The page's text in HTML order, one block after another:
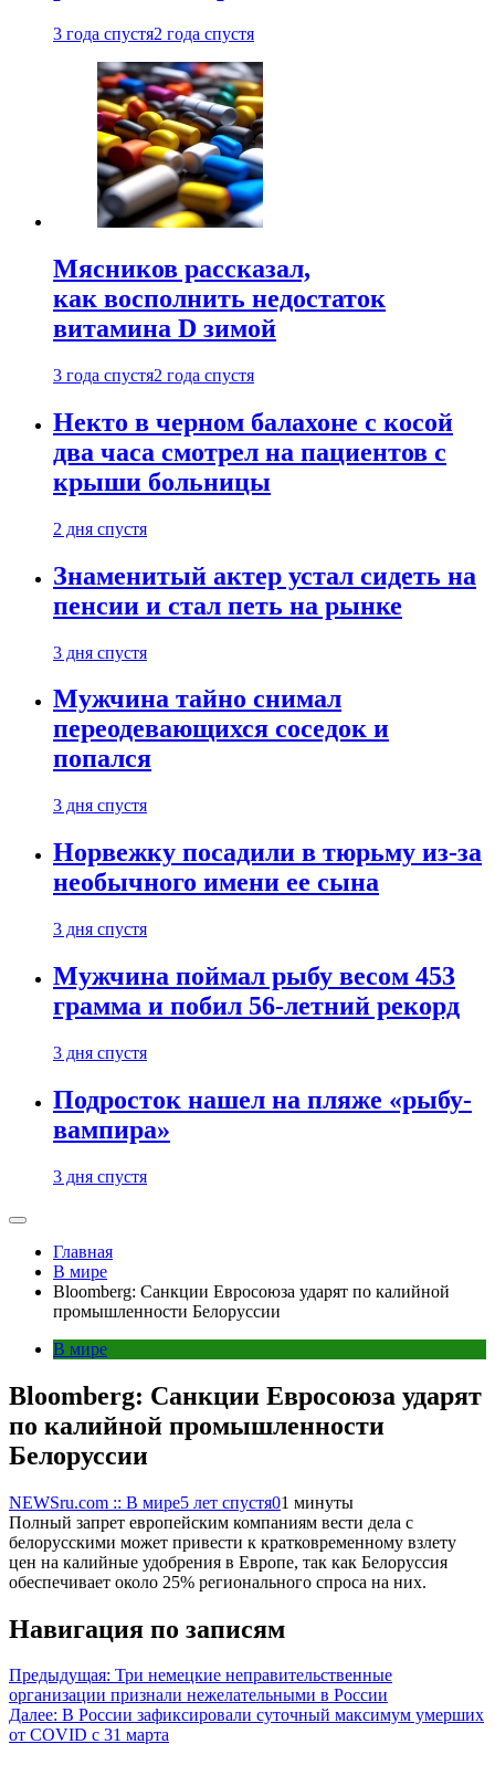
3 года спустя2 года спустя
Мясников рассказал,
как восполнить недостаток
витамина D зимой
3 года спустя2 года спустя
Некто в черном балахоне с косой
два часа смотрел на пациентов с
крыши больницы
2 дня спустя
Знаменитый актер устал сидеть на
пенсии и стал петь на рынке
3 дня спустя
Мужчина тайно снимал
переодевающихся соседок и
попался
3 дня спустя
Норвежку посадили в тюрьму из-за
необычного имени ее сына
3 дня спустя
Мужчина поймал рыбу весом 453
грамма и побил 56-летний рекорд
3 дня спустя
Подросток нашел на пляже «рыбу-
вампира»
3 дня спустя
Главная
В мире
Bloomberg: Санкции Евросоюза ударят по калийной
промышленности Белоруссии
В мире
Bloomberg: Санкции Евросоюза ударят
по калийной промышленности
Белоруссии
NEWSru.com :: В мире5 лет спустя01 минуты
Полный запрет европейским компаниям вести дела с
белорусскими может привести к кратковременному взлету
цен на калийные удобрения в Европе, так как Белоруссия
обеспечивает около 25% регионального спроса на них.
Навигация по записям
Предыдущая: Три немецкие неправительственные
организации признали нежелательными в России
Далее: В России зафиксировали суточный максимум умерших
от COVID с 31 марта